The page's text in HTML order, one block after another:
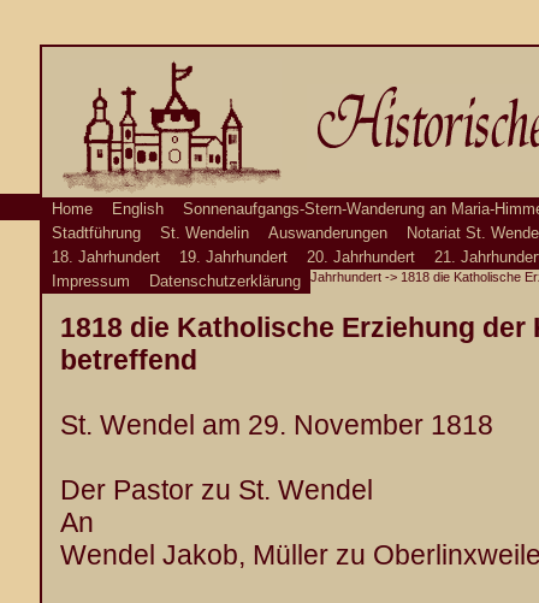
Home English
Sonnenaufgangs-Stern-Wanderung an Maria-
Stadtführung
St. Wendelin Auswanderungen
Notariat St.
18. Jahrhundert
19. Jahrhundert 20. Jahrhundert
21.
Impressum
Datenschutzerklärung Jahrhundert -> 1818 die Katholische
1818 die Katholische Erziehung
betreffend
St. Wendel am 29. November 1818
Der Pastor zu St. Wendel
An
Wendel Jakob, Müller zu